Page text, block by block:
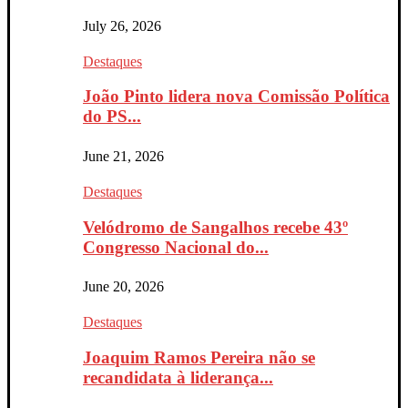
July 26, 2026
Destaques
João Pinto lidera nova Comissão Política
do PS...
June 21, 2026
Destaques
Velódromo de Sangalhos recebe 43º
Congresso Nacional do...
June 20, 2026
Destaques
Joaquim Ramos Pereira não se
recandidata à liderança...